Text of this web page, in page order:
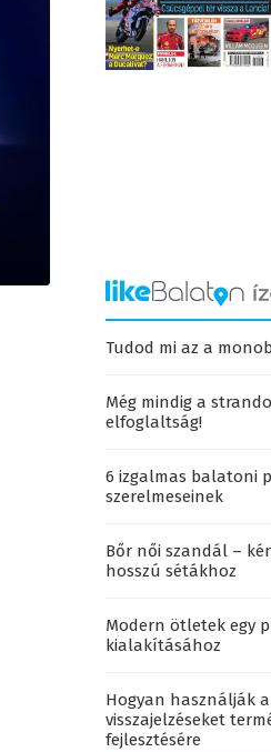
Tudod mi az a
Még mindig a
elfoglaltság!
6 izgalmas balatoni
szerelmeseinek
Bőr női szandál –
hosszú sétákhoz
Modern ötletek egy
kialakításához
Hogyan használják
visszajelzéseket
fejlesztésére